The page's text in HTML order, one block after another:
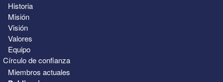
Historia
Misión
Visión
Valores
Equipo
Círculo de confianza
Miembros actuales